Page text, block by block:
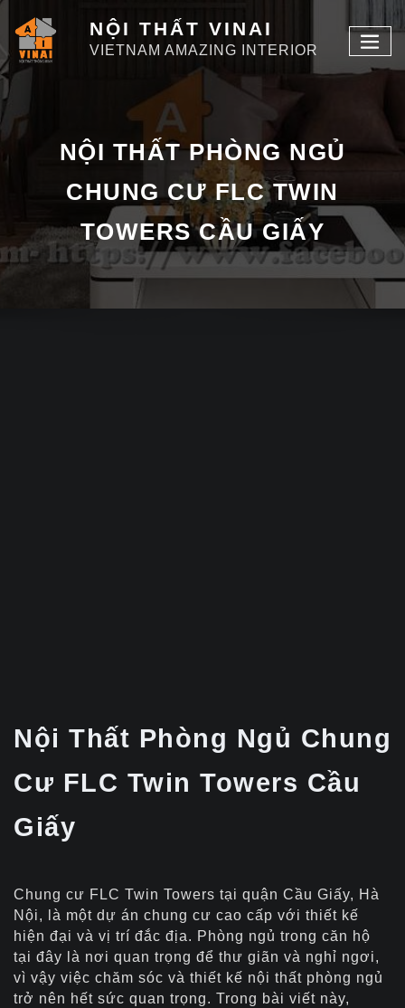
NỘI THẤT VINAI
VIETNAM AMAZING INTERIOR
NỘI THẤT PHÒNG NGỦ
CHUNG CƯ FLC TWIN
TOWERS CẦU GIẤY
Nội Thất Phòng Ngủ Chung
Cư FLC Twin Towers Cầu
Giấy
Chung cư FLC Twin Towers tại quận Cầu Giấy, Hà
Nội, là một dự án chung cư cao cấp với thiết kế
hiện đại và vị trí đắc địa. Phòng ngủ trong căn hộ
tại đây là nơi quan trọng để thư giãn và nghỉ ngơi,
vì vậy việc chăm sóc và thiết kế nội thất phòng ngủ
trở nên hết sức quan trọng. Trong bài viết này,